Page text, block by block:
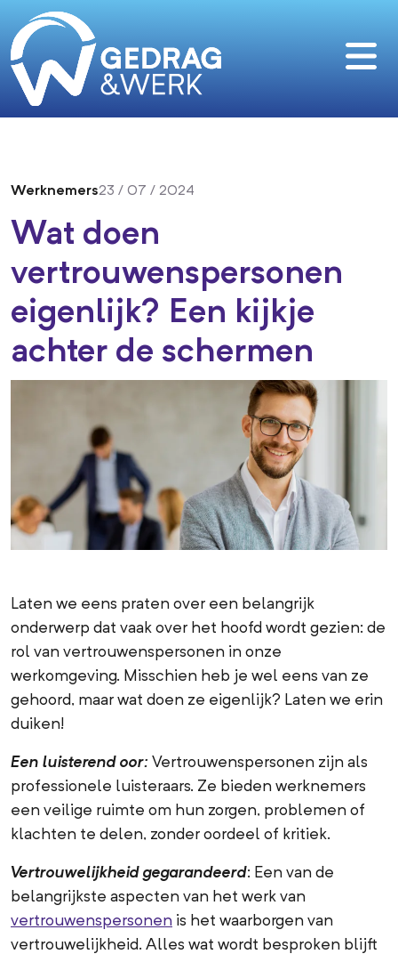
Werknemers23 / 07 / 2024
Wat doen
vertrouwenspersonen
eigenlijk? Een kijkje
achter de schermen
Laten we eens praten over een belangrijk
onderwerp dat vaak over het hoofd wordt gezien: de
rol van vertrouwenspersonen in onze
werkomgeving. Misschien heb je wel eens van ze
gehoord, maar wat doen ze eigenlijk? Laten we erin
duiken!
Een luisterend oor: Vertrouwenspersonen zijn als
professionele luisteraars. Ze bieden werknemers
een veilige ruimte om hun zorgen, problemen of
klachten te delen, zonder oordeel of kritiek.
Vertrouwelijkheid gegarandeerd: Een van de
belangrijkste aspecten van het werk van
vertrouwenspersonen is het waarborgen van
vertrouwelijkheid. Alles wat wordt besproken blijft